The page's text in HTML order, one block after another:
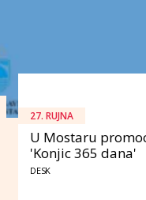
27. RUJNA
U Mostaru
'Konjic 365 dana'
DESK